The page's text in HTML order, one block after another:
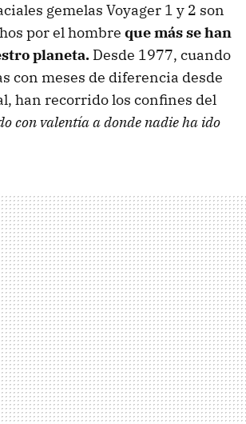
gemelas Voyager 1 y 2 son
por el hombre que más se han
planeta. Desde 1977, cuando
con meses de diferencia desde
han recorrido los confines del
con valentía a donde nadie ha ido